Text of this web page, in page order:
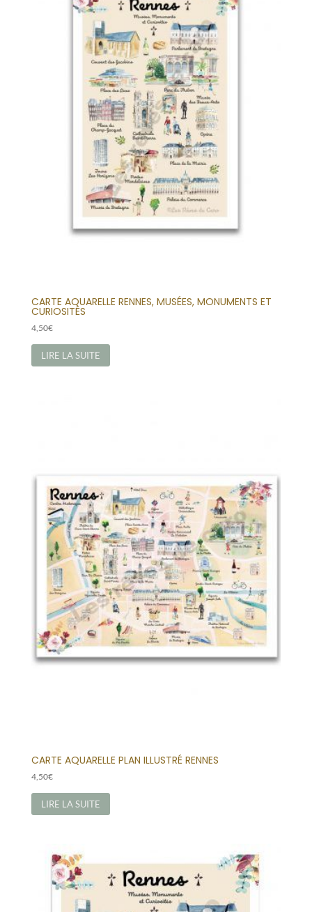
CARTE AQUARELLE RENNES, MUSÉES, MONUMENTS ET
CURIOSITÉS
4,50€
LIRE LA SUITE
CARTE AQUARELLE PLAN ILLUSTRÉ RENNES
4,50€
LIRE LA SUITE